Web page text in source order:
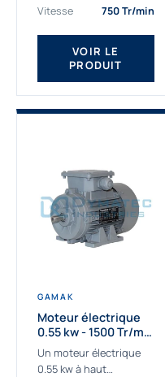
fournissons
des moteurs
asynchrones depuis de
nombreuses années....
Vitesse
750 Tr/min
VOIR LE
PRODUIT
GAMAK
Moteur électrique
0.55 kw - 1500 Tr/min
- 230/400V - IE2
Un moteur électrique
0.55 kw à haut